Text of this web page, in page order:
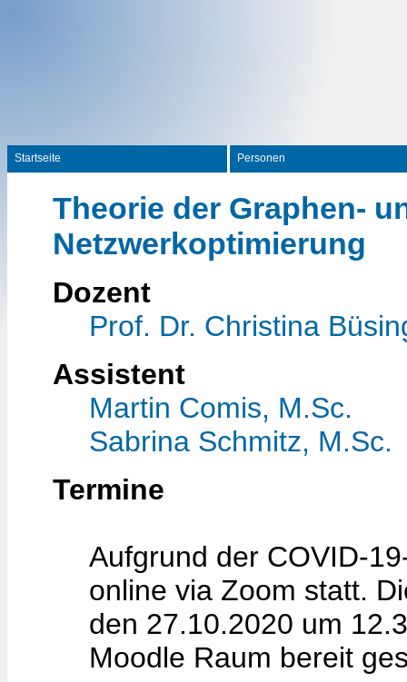
Startseite Personen
Theorie der Graphen-
Netzwerkoptimierung
Dozent
Prof. Dr. Christina
Assistent
Martin Comis, M.Sc.
Sabrina Schmitz, M.Sc.
Termine
Aufgrund der COVID-
online via Zoom statt.
den 27.10.2020 um
Moodle Raum bereit